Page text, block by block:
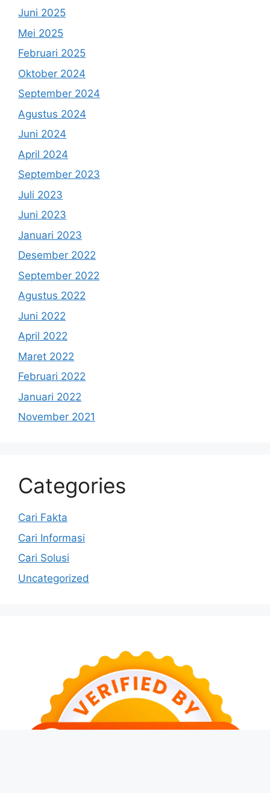
Juni 2025
Mei 2025
Februari 2025
Oktober 2024
September 2024
Agustus 2024
Juni 2024
April 2024
September 2023
Juli 2023
Juni 2023
Januari 2023
Desember 2022
September 2022
Agustus 2022
Juni 2022
April 2022
Maret 2022
Februari 2022
Januari 2022
November 2021
Categories
Cari Fakta
Cari Informasi
Cari Solusi
Uncategorized